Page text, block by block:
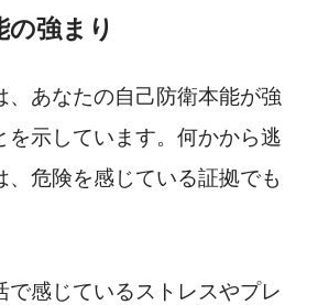
の強まり
、あなたの自己防衛本能が強
を示しています。何かから逃
、危険を感じている証拠でも
で感じているストレスやプレ